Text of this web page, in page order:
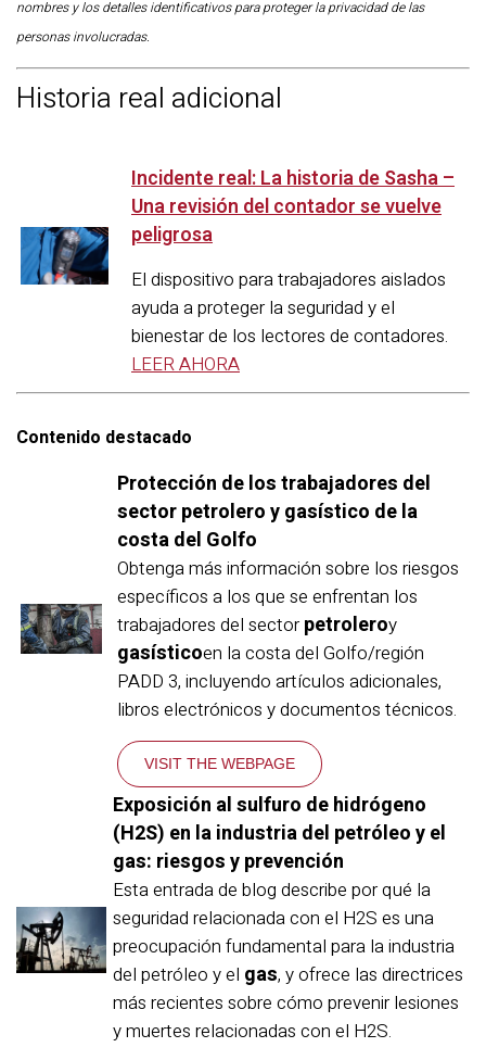
nombres y los detalles identificativos para proteger la privacidad de las
personas involucradas.
Historia real adicional
Incidente real: La historia de Sasha –
Una revisión del contador se vuelve
peligrosa
El dispositivo para trabajadores aislados
ayuda a proteger la seguridad y el
bienestar de los lectores de contadores.
LEER AHORA
Contenido destacado
Protección de los trabajadores del
sector petrolero y gasístico de la
costa del Golfo
Obtenga más información sobre los riesgos
específicos a los que se enfrentan los
trabajadores del sector petroleroy
gasísticoen la costa del Golfo/región
PADD 3, incluyendo artículos adicionales,
libros electrónicos y documentos técnicos.
VISIT THE WEBPAGE
Exposición al sulfuro de hidrógeno
(H2S) en la industria del petróleo y el
gas: riesgos y prevención
Esta entrada de blog describe por qué la
seguridad relacionada con el H2S es una
preocupación fundamental para la industria
del petróleo y el gas, y ofrece las directrices
más recientes sobre cómo prevenir lesiones
y muertes relacionadas con el H2S.